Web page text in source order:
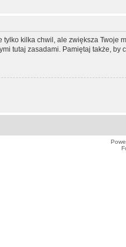
kilka chwil, ale zwiększa
tutaj zasadami. Pamiętaj także, by